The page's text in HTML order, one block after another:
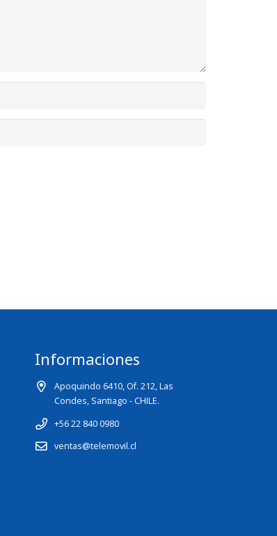
Informaciones
Apoquindo 6410, Of. 212, Las
Condes, Santiago - CHILE.
+56 22 840 0980
ventas@telemovil.cl